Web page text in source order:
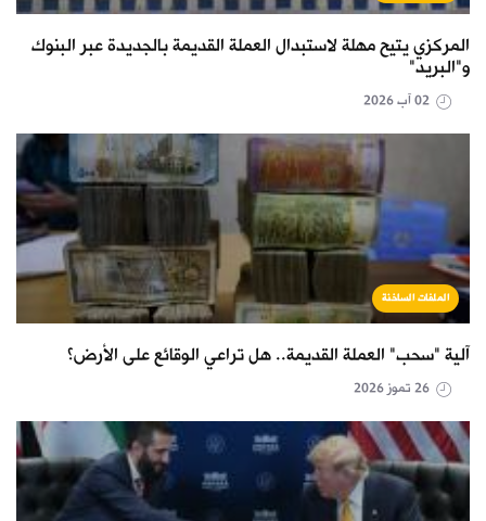
المركزي يتيح مهلة لاستبدال العملة القديمة بالجديدة عبر البنوك
و"البريد"
الملفات الساخنة
آلية "سحب" العملة القديمة.. هل تراعي الوقائع على الأرض؟